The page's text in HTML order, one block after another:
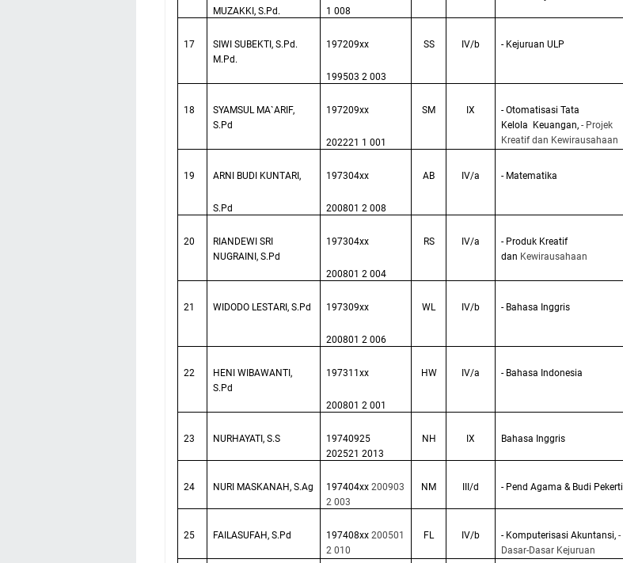
MUZAKKI, S.Pd.
1 008
17
SIWI SUBEKTI, S.Pd.
M.Pd.
197209xx
199503 2 003
SS IV/b - Kejuruan ULP
18
SYAMSUL MA`ARIF,
S.Pd
197209xx
202221 1 001
SM IX
- Otomatisasi Tata
Kelola Keuangan,- Projek
Kreatif dan Kewirausahaan
19 ARNI BUDI KUNTARI,
S.Pd
197304xx
200801 2 008
AB IV/a - Matematika
20
RIANDEWI SRI
NUGRAINI, S.Pd
197304xx
200801 2 004
RS IV/a
- Produk Kreatif
dan Kewirausahaan
21 WIDODO LESTARI, S.Pd 197309xx
200801 2 006
WL IV/b - Bahasa Inggris
22
HENI WIBAWANTI,
S.Pd
197311xx
200801 2 001
HW IV/a - Bahasa Indonesia
23 NURHAYATI, S.S
19740925
202521 2013
NH IX Bahasa Inggris
24 NURI MASKANAH, S.Ag 197404xx200903
2 003
NM III/d - Pend Agama & Budi Pekerti
25 FAILASUFAH, S.Pd 197408xx200501
2 010
FL IV/b - Komputerisasi Akuntansi,-
Dasar-Dasar Kejuruan